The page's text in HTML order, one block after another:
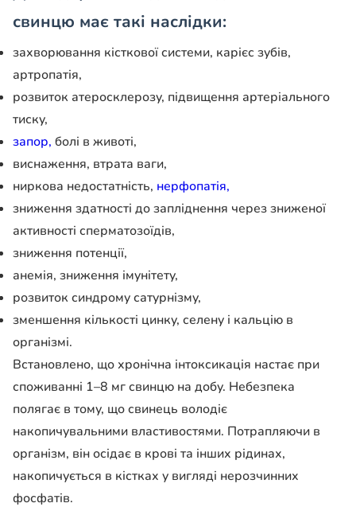
свинцю має такі наслідки:
захворювання кісткової системи, карієс зубів,
артропатія,
розвиток атеросклерозу, підвищення артеріального
тиску,
запор, болі в животі,
виснаження, втрата ваги,
ниркова недостатність, нерфопатія,
зниження здатності до запліднення через зниженої
активності сперматозоїдів,
зниження потенції,
анемія, зниження імунітету,
розвиток синдрому сатурнізму,
зменшення кількості цинку, селену і кальцію в
організмі.
Встановлено, що хронічна інтоксикація настає при
споживанні 1–8 мг свинцю на добу. Небезпека
полягає в тому, що свинець володіє
накопичувальними властивостями. Потрапляючи в
організм, він осідає в крові та інших рідинах,
накопичується в кістках у вигляді нерозчинних
фосфатів.